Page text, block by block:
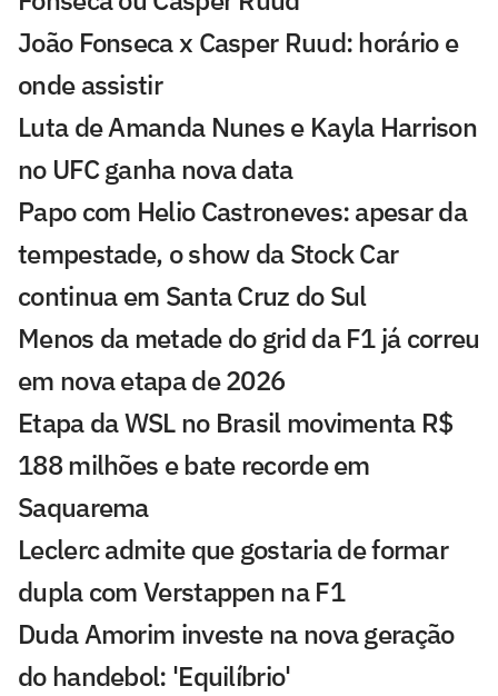
João Fonseca x Casper Ruud: horário e
onde assistir
Luta de Amanda Nunes e Kayla Harrison
no UFC ganha nova data
Papo com Helio Castroneves: apesar da
tempestade, o show da Stock Car
continua em Santa Cruz do Sul
Menos da metade do grid da F1 já correu
em nova etapa de 2026
Etapa da WSL no Brasil movimenta R$
188 milhões e bate recorde em
Saquarema
Leclerc admite que gostaria de formar
dupla com Verstappen na F1
Duda Amorim investe na nova geração
do handebol: 'Equilíbrio'